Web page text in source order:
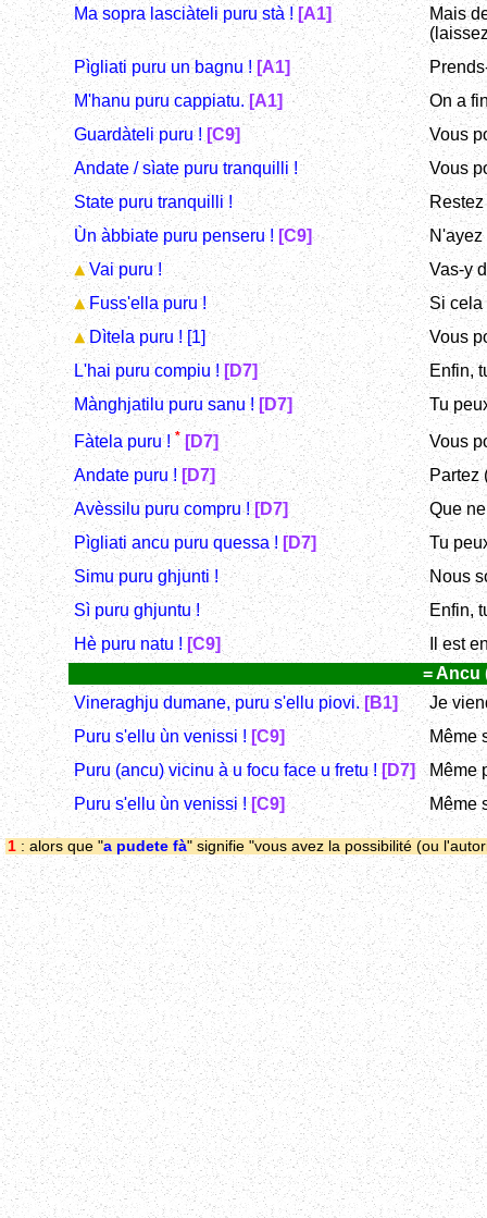
Ma sopra lasciàteli puru stà ! [A1]
Mais
Pìgliati puru un bagnu ! [A1]
M'hanu puru cappiatu.[A1]
On a
Guardàteli puru ! [C9]
Vous
Andate / sìate puru tranquilli !
Vous
State puru tranquilli !
Ùn àbbiate puru penseru ! [C9]
N'ayez
Vai puru !
Vas-y
Fuss'ella puru !
Si cela
Dìtela puru ! [1]
Vous
L'hai puru compiu ! [D7]
Enfin,
Mànghjatilu puru sanu ![D7] Tu
Fàtela puru ! * [D7]
Vous
Andate puru ! [D7]
Partez
Avèssilu puru compru ! [D7]
Que
Pìgliati ancu puru quessa ! [D7]
Tu
Simu puru ghjunti !
Nous
Sì puru ghjuntu !
Enfin,
Hè puru natu ! [C9]
Il est
= Ancu
Vineraghju dumane, puru s'ellu piovi. [B1]
Je
Puru s'ellu ùn venissi ! [C9]
Même
Puru (ancu) vicinu à u focu face u fretu ! [D7]
Même
Puru s'ellu ùn venissi ! [C9] Même
1 : alors que "a pudete fà" signifie "vous avez la possibilité (ou